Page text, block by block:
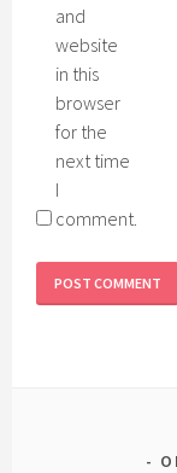
and
website
in this
browser
for the
next time
I
comment.